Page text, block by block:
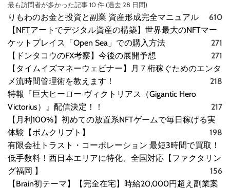
店
【
神
戸
養
蜂
場
販
ョ
】
最も訪問者が多かった記事 10 件 (過去 28 日間)
りもわのお金と投資と副業 資産形成完全マニュアル
610
【NFTアートでデジタル資産の構築】世界最大のNFTマー
ケットプレイス「Open Sea」での購入方法
271
【ドンタコウのFX考察】今後の展開予想
271
【タイムイズマネーウェビナー】月７桁稼ぐためのエンタ
メ流時間管理術を教えます！
218
特報『巨大ヒーロー ヴィクトリアス（Gigantic Hero
Victorius）』配信決定！！
217
【月利100%】初めての放置系NFTゲームで毎日稼げる実
体験【ボムクリプト】
198
有限会社トラスト・コーポレーション 最短3時間で買取！
低手数料！西日本エリアに特化、全国対応【ファクタリン
グ福岡 】
156
【Brain初テーマ】【完全在宅】時給20,000円超え副業案